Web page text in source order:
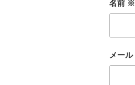
名前 ※
メール